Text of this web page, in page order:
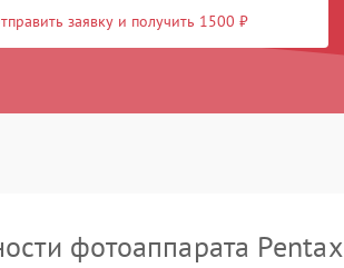
заявку и получить 1500 ₽
фотоаппарата Pentax